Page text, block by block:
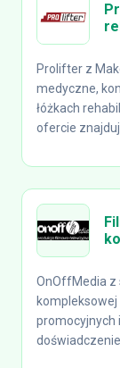
Prolifter z
medyczne,
łóżkach
ofercie
OnOffMedia z
promocyjnych
doświadczenie